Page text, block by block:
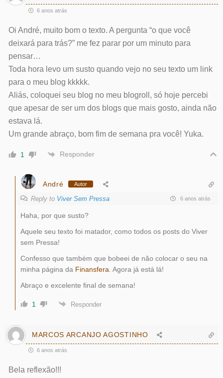
6 anos atrás
Oi André, muito bom o texto. A pergunta “o que você
deixará para trás?” me fez parar por um minuto para
pensar…
Toda hora levo um susto quando vejo no seu texto um link
para o meu blog kkkkk.
Aliás, coloquei seu blog no meu blogroll, só hoje percebi
que apesar de ser um dos blogs que mais gosto, ainda não
estava lá.
Um grande abraço, bom fim de semana pra você! Yuka.
1 Responder
André Autor
Reply to Viver Sem Pressa 6 anos atrás
Haha, por que susto?
Aquele seu texto foi matador, como todos os posts do Viver
sem Pressa!
Confesso que também que bobeei de não colocar o seu na
minha página da Finansfera . Agora já está lá!
Abraço e excelente final de semana!
1 Responder
MARCOS ARCANJO AGOSTINHO
6 anos atrás
Bela reflexão!!!